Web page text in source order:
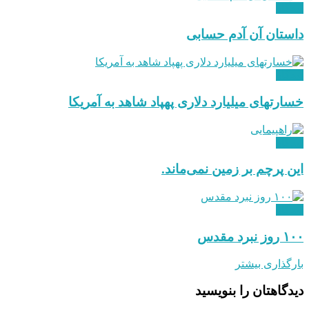
داستان آن آدم حسابی
خسارتهای میلیارد دلاری پهپاد شاهد به آمریکا
این پرچم بر زمین نمی‌ماند.
۱۰۰ روز نبرد مقدس
بارگذاری بیشتر
دیدگاهتان را بنویسید